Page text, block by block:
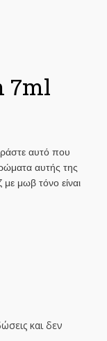
7ml
αυτό που
αυτής της
μωβ τόνο είναι
και δεν